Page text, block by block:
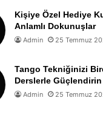
Kişiye Özel Hediye
Anlamlı Dokunuşlar
Admin 25 Temmuz
Tango Tekniğinizi
Derslerle Güçlendirin
Admin 25 Temmuz